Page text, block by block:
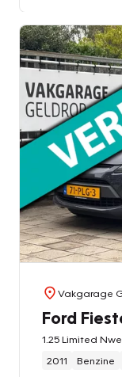
Vakgarage
Ford
1.25 Limited
2011
Benzine